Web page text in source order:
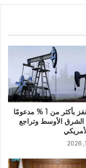
النفط يقفز بأكثر من 1 % مدعومًا
الشرق الأوسط وتراجع